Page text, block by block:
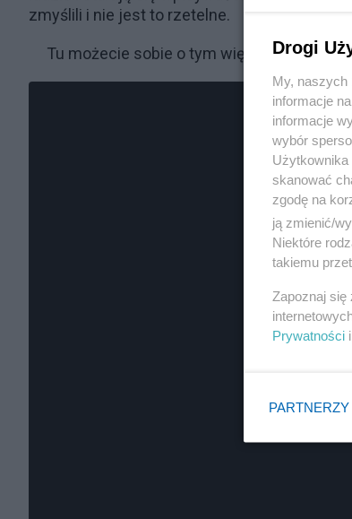
zmyślili i nie jest to rzetelne.
Tu możecie sobie o tym więcej pooglądać:
Drogi
My, naszych
informacje
informacje
wybór
Użytkownika
skanować
zgodę na
ją zmienić/
Niektóre
takiemu
Zapoznaj
Prywatności i
PARTNERZY